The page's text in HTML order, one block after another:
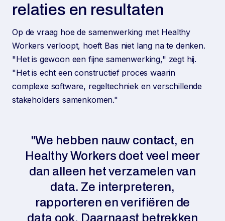
relaties en resultaten
Op de vraag hoe de samenwerking met Healthy
Workers verloopt, hoeft Bas niet lang na te denken.
"Het is gewoon een fijne samenwerking," zegt hij.
"Het is echt een constructief proces waarin
complexe software, regeltechniek en verschillende
stakeholders samenkomen."
"We hebben nauw contact, en
Healthy Workers doet veel meer
dan alleen het verzamelen van
data. Ze interpreteren,
rapporteren en verifiëren de
data ook. Daarnaast betrekken